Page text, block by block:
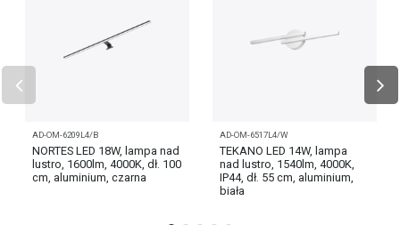
AD-OM-6209L4/B
NORTES LED 18W, lampa nad
lustro, 1600lm, 4000K, dł. 100
cm, aluminium, czarna
AD-OM-6517L4/W
TEKANO LED 14W, lampa
nad lustro, 1540lm, 4000K,
IP44, dł. 55 cm, aluminium,
biała